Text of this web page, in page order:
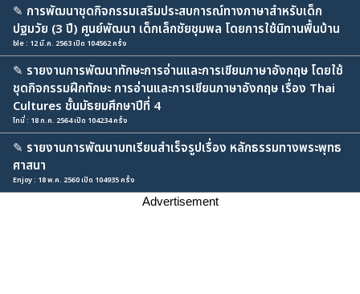
✎ การพัฒนาชุดกิจกรรมเสริมประสบการณ์ทางภาษาสำหรับเด็ก
ปฐมวัย (3 ปี) ศูนย์พัฒนา เด็กเล็กชัยชุมพล โดยการใช้นิทานพื้นบ้าน
ble : 12 มี.ค. 2563 เปิด 104562 ครั้ง
✎ รายงานการพัฒนาทักษะการอ่านและการเขียนภาษาอังกฤษ โดยใช้
ชุดกิจกรรมฝึกทักษะ การอ่านและการเขียนภาษาอังกฤษ เรื่อง Thai
Cultures ชั้นมัธยมศึกษาปีที่ 4
โทนี่ : 18 ก.ค. 2564 เปิด 104234 ครั้ง
✎ รายงานการพัฒนาบทเรียนสำเร็จรูปเรื่อง หลักธรรมทางพระพุทธ
ศาสนา
Enjoy : 18 พ.ค. 2560 เปิด 104935 ครั้ง
Advertisement